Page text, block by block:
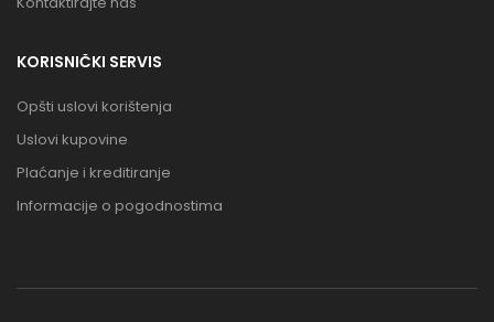
KORISNIČKI SERVIS
Opšti uslovi korištenja
Uslovi kupovine
Plaćanje i kreditiranje
Informacije o pogodnostima